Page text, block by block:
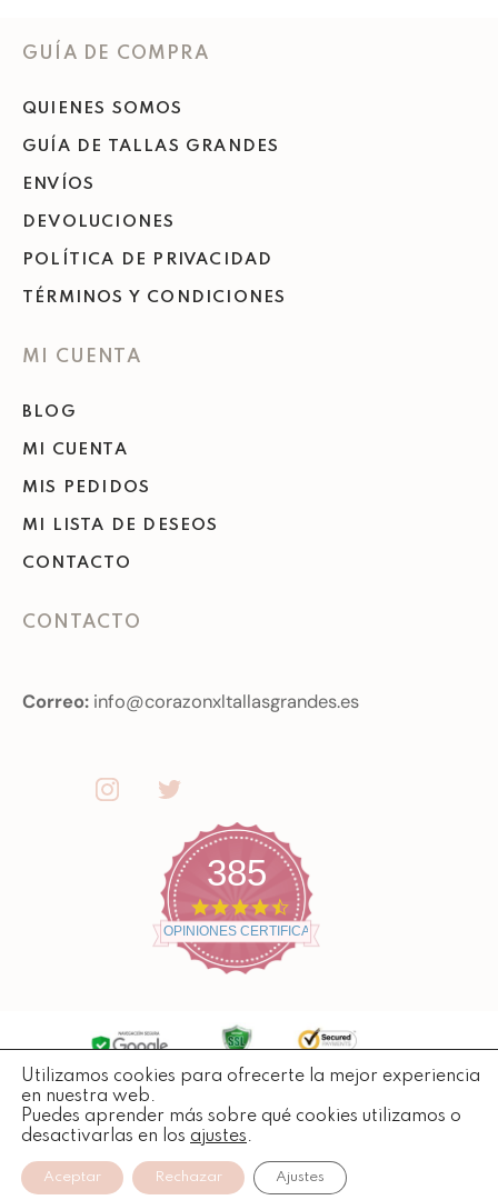
GUÍA DE COMPRA
QUIENES SOMOS
GUÍA DE TALLAS GRANDES
ENVÍOS
DEVOLUCIONES
POLÍTICA DE PRIVACIDAD
TÉRMINOS Y CONDICIONES
MI CUENTA
BLOG
MI CUENTA
MIS PEDIDOS
MI LISTA DE DESEOS
CONTACTO
CONTACTO
Correo: info@corazonxltallasgrandes.es
385
4
.
7
a
t
n
OPINIONES CERTIFICADAS
Copyright ©2026 Todos losderechos reservados.
Utilizamos cookies para ofrecerte la mejor experiencia
en nuestra web.
Puedes aprender más sobre qué cookies utilizamos o
desactivarlas en los ajustes.
Aceptar Rechazar Ajustes